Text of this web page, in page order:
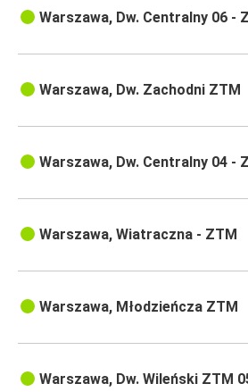
Warszawa, Dw. Centralny 06 -
Warszawa, Dw. Zachodni ZTM
Warszawa, Dw. Centralny 04 -
Warszawa, Wiatraczna - ZTM
Warszawa, Młodzieńcza ZTM
Warszawa, Dw. Wileński ZTM